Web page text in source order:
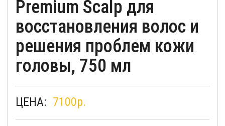
Premium Scalp для
восстановления волос и
решения проблем кожи
головы, 750 мл
ЦЕНА: 7100р.